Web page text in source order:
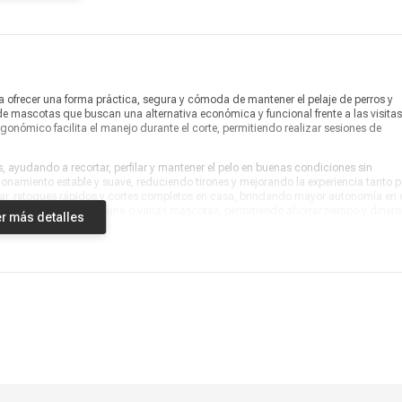
Garantía 6 meses
Vendido por Marketplace
una forma práctica, segura y cómoda de mantener el pelaje de perros y
mascotas que buscan una alternativa económica y funcional frente a las visitas
facilita el manejo durante el corte, permitiendo realizar sesiones de
a recortar, perfilar y mantener el pelo en buenas condiciones sin
estable y suave, reduciendo tirones y mejorando la experiencia tanto
para familias con una o varias mascotas, permitiendo ahorrar tiempo y dinero
más detalles